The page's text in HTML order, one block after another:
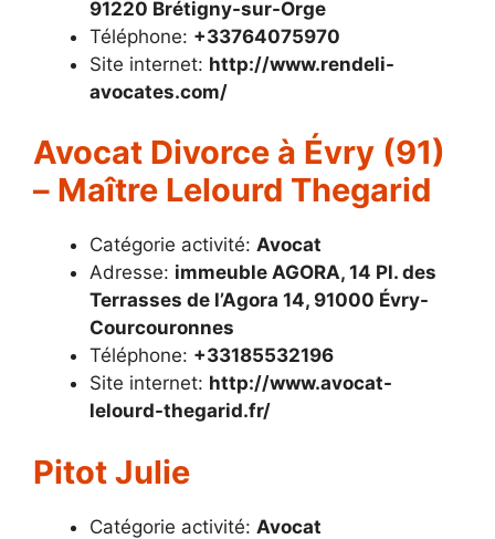
91220 Brétigny-sur-Orge
Téléphone: +33764075970
Site internet: http://www.rendeli-
avocates.com/
Avocat Divorce à Évry (91)
– Maître Lelourd Thegarid
Catégorie activité: Avocat
Adresse: immeuble AGORA, 14 Pl. des
Terrasses de l’Agora 14, 91000 Évry-
Courcouronnes
Téléphone: +33185532196
Site internet: http://www.avocat-
lelourd-thegarid.fr/
Pitot Julie
Catégorie activité: Avocat